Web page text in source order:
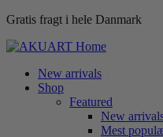
Gratis fragt i hele Danmark
New arrivals
Shop
Featured
New
Mest